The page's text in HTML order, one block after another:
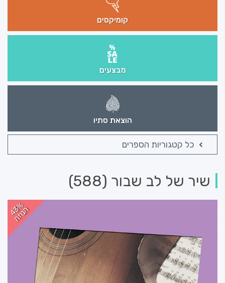
קומיקסים
מבצעים
הוצאת סתיו
כל קטגוריות הספרים
שיר של לב שבור (588)
43%
הנחה